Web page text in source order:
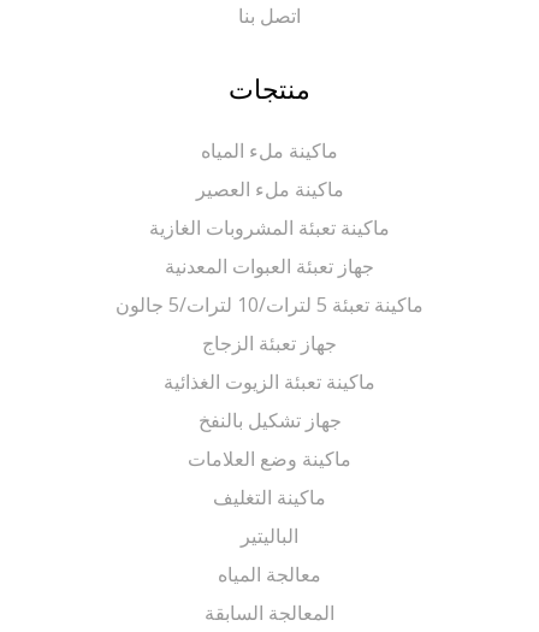
اتصل بنا
منتجات
ماكينة ملء المياه
ماكينة ملء العصير
ماكينة تعبئة المشروبات الغازية
جهاز تعبئة العبوات المعدنية
ماكينة تعبئة 5 لترات/10 لترات/5 جالون
جهاز تعبئة الزجاج
ماكينة تعبئة الزيوت الغذائية
جهاز تشكيل بالنفخ
ماكينة وضع العلامات
ماكينة التغليف
الباليتير
معالجة المياه
المعالجة السابقة